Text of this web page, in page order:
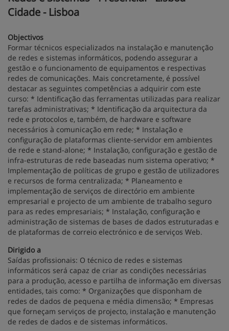
Cidade - Lisboa
Objectivos
Formar técnicos especializados na instalação e manutenção
de redes e sistemas informáticos, podendo assegurar a
gestão e o funcionamento de equipamentos e respectivas
redes de comunicações. Mais concretamente, é possível
destacar as seguintes competências a adquirir com este
curso: * Identificação das ferramentas utilizadas para realizar
tarefas administrativas; * Identificação da arquitectura da
rede e protocolos e, também, de hardware e software
necessários à comunicação em rede; * Instalação e
configuração de plataformas cliente-servidor em ambientes
de rede e stand-alone; * Instalação, configuração e gestão de
infra-estruturas de rede baseadas num sistema operativo; *
Implementação de políticas de grupo e gestão de utilizadores
e recursos de forma centralizada; * Planeamento e
implementação de serviços de directório em ambiente
empresarial e projecto de um ambiente de trabalho seguro
para as redes empresariais; * Instalação, configuração e
administração de sistemas de bases de dados estruturadas e
de plataformas de correio electrónico e de serviços Web.
Dirigido a
Saídas profissionais: O técnico de redes e sistemas
informáticos será capaz de criar as condições necessárias
para a produção, acesso e partilha de informação em diversas
entidades, tais como: * Organizações que disponham de
redes de dados de pequena e média dimensão; * Empresas
que forneçam serviços de projecto, instalação e manutenção
de redes de dados e de sistemas informáticos.